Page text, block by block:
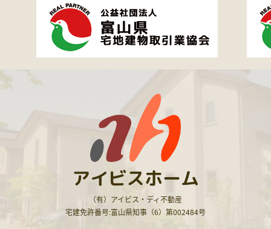
アイビスホーム
（有）アイビス・ディ不動産
宅建免許番号:富山県知事（6）第002484号